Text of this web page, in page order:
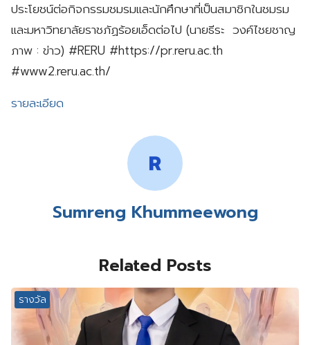
ประโยชน์ต่อกิจกรรมชมรมและนักศึกษาที่เป็นสมาชิกในชมรม
และมหาวิทยาลัยราชภัฏร้อยเอ็ดต่อไป (นายธีระ วงค์ไชยชาญ
ภาพ : ข่าว) #RERU #https://pr.reru.ac.th
#www2.reru.ac.th/
รายละเอียด
Sumreng Khummeewong
Related Posts
รางวัล